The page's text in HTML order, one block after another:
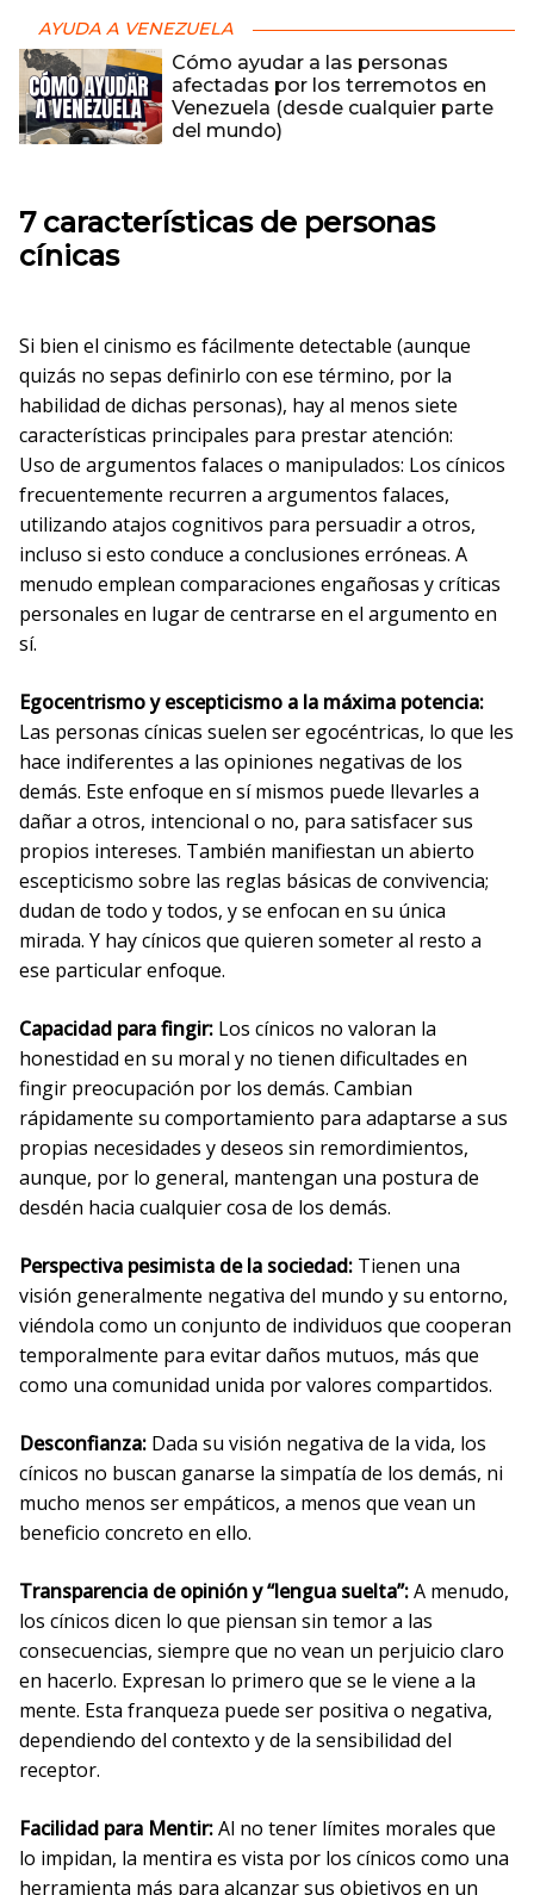
AYUDA A VENEZUELA
Cómo ayudar a las personas
afectadas por los terremotos en
Venezuela (desde cualquier parte
del mundo)
7 características de personas
cínicas
Si bien el cinismo es fácilmente detectable (aunque
quizás no sepas definirlo con ese término, por la
habilidad de dichas personas), hay al menos siete
características principales para prestar atención:
Uso de argumentos falaces o manipulados: Los cínicos
frecuentemente recurren a argumentos falaces,
utilizando atajos cognitivos para persuadir a otros,
incluso si esto conduce a conclusiones erróneas. A
menudo emplean comparaciones engañosas y críticas
personales en lugar de centrarse en el argumento en
sí.
Egocentrismo y escepticismo a la máxima potencia:
Las personas cínicas suelen ser egocéntricas, lo que les
hace indiferentes a las opiniones negativas de los
demás. Este enfoque en sí mismos puede llevarles a
dañar a otros, intencional o no, para satisfacer sus
propios intereses. También manifiestan un abierto
escepticismo sobre las reglas básicas de convivencia;
dudan de todo y todos, y se enfocan en su única
mirada. Y hay cínicos que quieren someter al resto a
ese particular enfoque.
Capacidad para fingir: Los cínicos no valoran la
honestidad en su moral y no tienen dificultades en
fingir preocupación por los demás. Cambian
rápidamente su comportamiento para adaptarse a sus
propias necesidades y deseos sin remordimientos,
aunque, por lo general, mantengan una postura de
desdén hacia cualquier cosa de los demás.
Perspectiva pesimista de la sociedad: Tienen una
visión generalmente negativa del mundo y su entorno,
viéndola como un conjunto de individuos que cooperan
temporalmente para evitar daños mutuos, más que
como una comunidad unida por valores compartidos.
Desconfianza: Dada su visión negativa de la vida, los
cínicos no buscan ganarse la simpatía de los demás, ni
mucho menos ser empáticos, a menos que vean un
beneficio concreto en ello.
Transparencia de opinión y “lengua suelta”:A menudo,
los cínicos dicen lo que piensan sin temor a las
consecuencias, siempre que no vean un perjuicio claro
en hacerlo. Expresan lo primero que se le viene a la
mente. Esta franqueza puede ser positiva o negativa,
dependiendo del contexto y de la sensibilidad del
receptor.
Facilidad para Mentir:Al no tener límites morales que
lo impidan, la mentira es vista por los cínicos como una
herramienta más para alcanzar sus objetivos en un